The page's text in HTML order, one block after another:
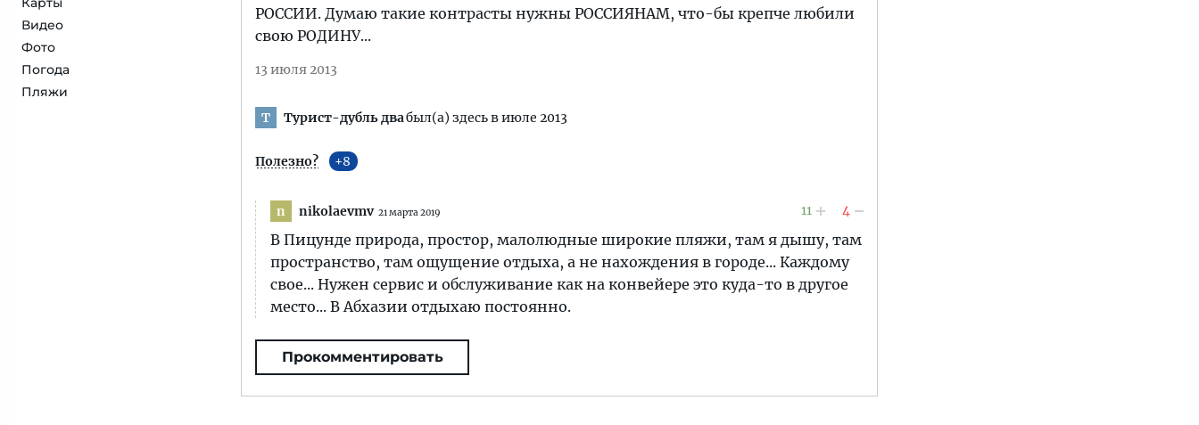
Видео
Фото
Погода
Пляжи
РОССИИ. Думаю такие контрасты нужны РОССИЯНАМ, что-бы крепче любили
свою РОДИНУ...
13 июля 2013
Т Турист-дубль двабыл(а) здесь в июле 2013
Полезно? 8
n nikolaevmv 21 марта 2019 11 4
В Пицунде природа, простор, малолюдные широкие пляжи, там я дышу, там
пространство, там ощущение отдыха, а не нахождения в городе... Каждому
свое... Нужен сервис и обслуживание как на конвейере это куда-то в другое
место... В Абхазии отдыхаю постоянно.
Прокомментировать